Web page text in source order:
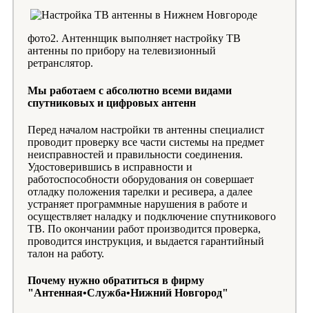
фото2. Антеннщик выполняет настройку ТВ
антенны по прибору на телевизионный
ретранслятор.
Мы работаем с абсолютно всеми видами
спутниковых и цифровых антенн
Перед началом настройки тв антенны специалист
проводит проверку все части системы на предмет
неисправностей и правильности соединения.
Удостоверившись в исправности и
работоспособности оборудования он совершает
отладку положения тарелки и ресивера, а далее
устраняет программные нарушения в работе и
осуществляет наладку и подключение спутникового
ТВ. По окончании работ производится проверка,
проводится инструкция, и выдается гарантийный
талон на работу.
Почему нужно обратиться в фирму
"Антенная•Служба•Нижний Новгород"